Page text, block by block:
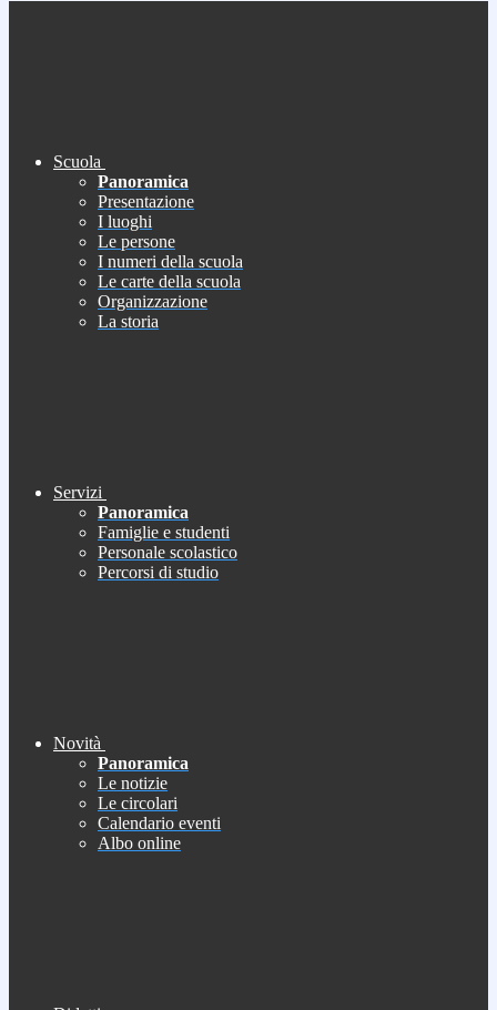
Scuola
Panoramica
Presentazione
I luoghi
Le persone
I numeri della scuola
Le carte della scuola
Organizzazione
La storia
Servizi
Panoramica
Famiglie e studenti
Personale scolastico
Percorsi di studio
Novità
Panoramica
Le notizie
Le circolari
Calendario eventi
Albo online